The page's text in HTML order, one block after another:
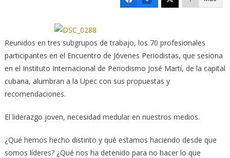
Reunidos en tres subgrupos de trabajo, los 70 profesionales
participantes en el Encuentro de Jóvenes Periodistas, que sesiona
en el Instituto Internacional de Periodismo José Martí, de la capital
cubana, alumbran a la Upec con sus propuestas y
recomendaciones.
El liderazgo joven, necesidad medular en nuestros medios.
¿Qué hemos hecho distinto y qué estamos haciendo desde que
somos líderes? ¿Qué nos ha detenido para no hacer lo que